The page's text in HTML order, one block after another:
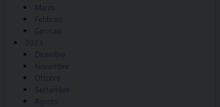
Marzo
Febbraio
Gennaio
2023
Dicembre
Novembre
Ottobre
Settembre
Agosto